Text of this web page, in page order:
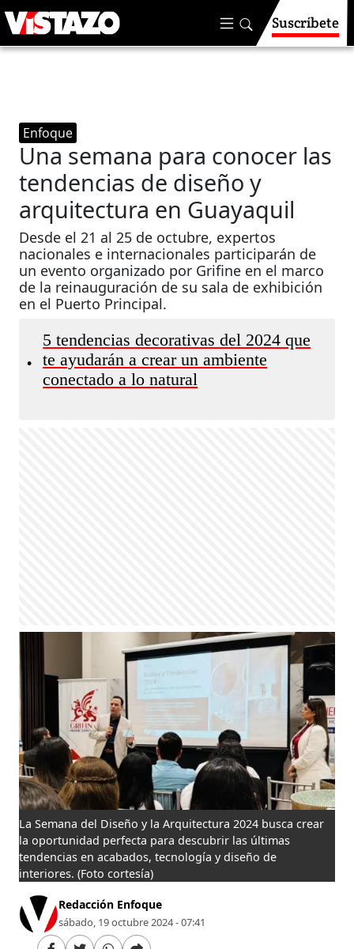
Suscríbete
Enfoque
Una semana para conocer las
tendencias de diseño y
arquitectura en Guayaquil
Desde el 21 al 25 de octubre, expertos
nacionales e internacionales participarán de
un evento organizado por Grifine en el marco
de la reinauguración de su sala de exhibición
en el Puerto Principal.
•
5 tendencias decorativas del 2024 que
te ayudarán a crear un ambiente
conectado a lo natural
La Semana del Diseño y la Arquitectura 2024 busca crear
la oportunidad perfecta para descubrir las últimas
tendencias en acabados, tecnología y diseño de
interiores. (Foto cortesía)
Redacción Enfoque
sábado, 19 octubre 2024 - 07:41